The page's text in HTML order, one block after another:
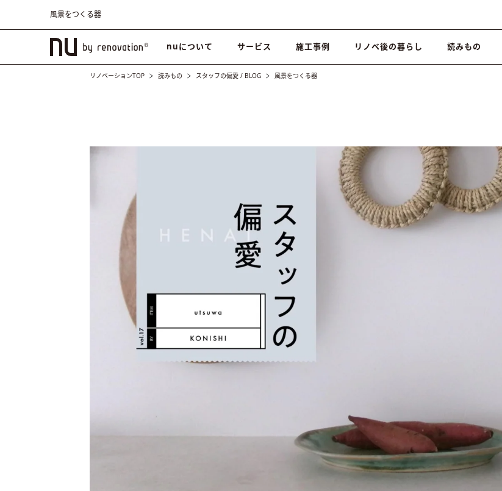
風景をつくる器
nuについて サービス 施工事例 リノベ後の暮らし 読みもの
リノベーションTOP 読みもの スタッフの偏愛 / BLOG 風景をつくる器